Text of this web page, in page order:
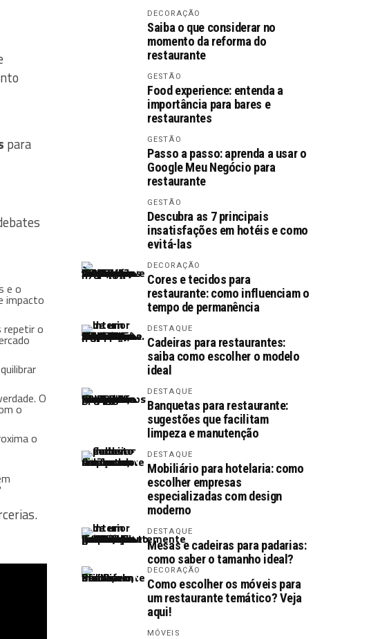
para
e o
impacto
repetir o
O
o
o
DECORAÇÃO
Saiba o que considerar no
momento da reforma do
restaurante
GESTÃO
Food experience: entenda a
importância para bares e
restaurantes
GESTÃO
Passo a passo: aprenda a usar o
Google Meu Negócio para
restaurante
GESTÃO
Descubra as 7 principais
insatisfações em hotéis e como
evitá-las
DECORAÇÃO
Cores e tecidos para
restaurante: como influenciam o
tempo de permanência
DESTAQUE
Cadeiras para restaurantes:
saiba como escolher o modelo
ideal
DESTAQUE
Banquetas para restaurante:
sugestões que facilitam
limpeza e manutenção
DESTAQUE
Mobiliário para hotelaria: como
escolher empresas
especializadas com design
moderno
DESTAQUE
Mesas e cadeiras para padarias:
como saber o tamanho ideal?
DECORAÇÃO
Como escolher os móveis para
um restaurante temático? Veja
aqui!
MÓVEIS